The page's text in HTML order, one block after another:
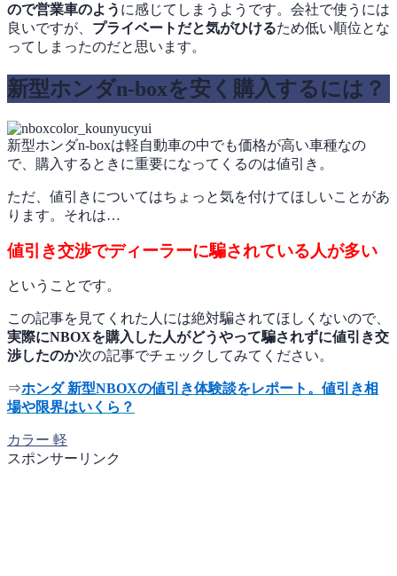
ので営業車のよう に感じてしまうようです。会社で使うには
良いですが、 プライベートだと気がひけるため低い順位とな
ってしまったのだと思います。
新型ホンダn-boxを安く購入するには？
新型ホンダn-boxは軽自動車の中でも価格が高い車種なの
で、購入するときに重要になってくるのは値引き。
ただ、値引きについてはちょっと気を付けてほしいことがあ
ります。それは…
値引き交渉でディーラーに騙されている人が多い
ということです。
この記事を見てくれた人には絶対騙されてほしくないので、
実際にNBOXを購入した人がどうやって騙されずに値引き交
渉したのか次の記事でチェックしてみてください。
⇒ホンダ 新型NBOXの値引き体験談をレポート。値引き相
場や限界はいくら？
カラー 軽
スポンサーリンク